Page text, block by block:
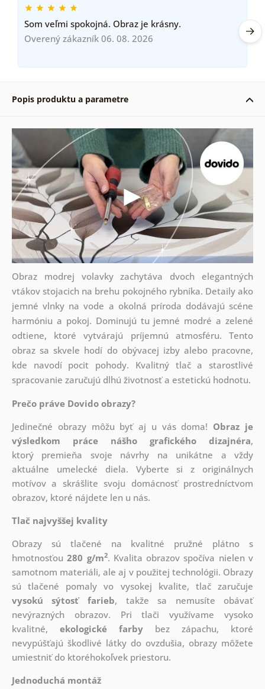
Som veľmi spokojná. Obraz je krásny.
Overený zákazník 06. 08. 2026
Popis produktu a parametre
Obraz modrej volavky zachytáva dvoch elegantných
vtákov stojacich na brehu pokojného rybníka. Detaily ako
jemné vlnky na vode a okolná príroda dodávajú scéne
harmóniu a pokoj. Dominujú tu jemné modré a zelené
odtiene, ktoré vytvárajú príjemnú atmosféru. Tento
obraz sa skvele hodí do obývacej izby alebo pracovne,
kde navodí pocit pohody. Kvalitný tlač a starostlivé
spracovanie zaručujú dlhú životnosť a estetickú hodnotu.
Prečo práve Dovido obrazy?
Jedinečné obrazy môžu byť aj u vás doma! Obraz je
výsledkom práce nášho grafického dizajnéra,
ktorý premieňa svoje návrhy na unikátne a vždy
aktuálne umelecké diela. Vyberte si z originálnych
motívov a skrášlite svoju domácnosť prostredníctvom
obrazov, ktoré nájdete len u nás.
Tlač najvyššej kvality
Obrazy sú tlačené na kvalitné pružné plátno s
hmotnosťou280 g/m2. Kvalita obrazov spočíva nielen v
samotnom materiáli, ale aj v použitej technológii. Obrazy
sú tlačené pomaly vo vysokej kvalite, tlač zaručuje
vysokú sýtosť farieb, takže sa nemusíte obávať
nevýrazných obrazov. Pri tlači využívame vysoko
kvalitné, ekologické farby bez zápachu, ktoré
nevypúšťajú škodlivé látky do ovzdušia, obrazy môžete
umiestniť do ktoréhokoľvek priestoru.
Jednoduchá montáž